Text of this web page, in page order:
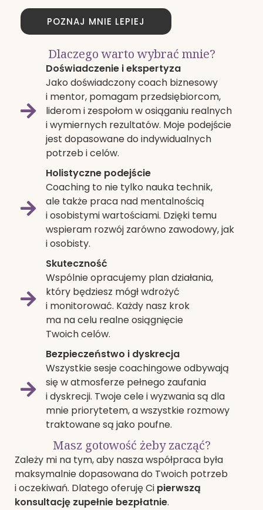
POZNAJ MNIE LEPIEJ
Dlaczego warto wybrać mnie?
Doświadczenie i ekspertyza
Jako doświadczony coach biznesowy
i mentor, pomagam przedsiębiorcom,
liderom i zespołom w osiąganiu realnych
i wymiernych rezultatów. Moje podejście
jest dopasowane do indywidualnych
potrzeb i celów.
Holistyczne podejście
Coaching to nie tylko nauka technik,
ale także praca nad mentalnością
i osobistymi wartościami. Dzięki temu
wspieram rozwój zarówno zawodowy, jak
i osobisty.
Skuteczność
Wspólnie opracujemy plan działania,
który będziesz mógł wdrożyć
i monitorować. Każdy nasz krok
ma na celu realne osiągnięcie
Twoich celów.
Bezpieczeństwo i dyskrecja
Wszystkie sesje coachingowe odbywają
się w atmosferze pełnego zaufania
i dyskrecji. Twoje cele i wyzwania są dla
mnie priorytetem, a wszystkie rozmowy
traktowane są jako poufne.
Masz gotowość żeby zacząć?
Zależy mi na tym, aby nasza współpraca była
maksymalnie dopasowana do Twoich potrzeb
i oczekiwań. Dlatego oferuję Ci pierwszą
konsultację zupełnie bezpłatnie.